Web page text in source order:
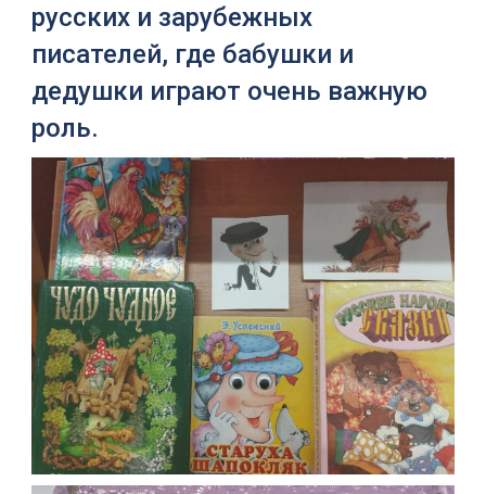
русских и зарубежных
писателей, где бабушки и
дедушки играют очень важную
роль.